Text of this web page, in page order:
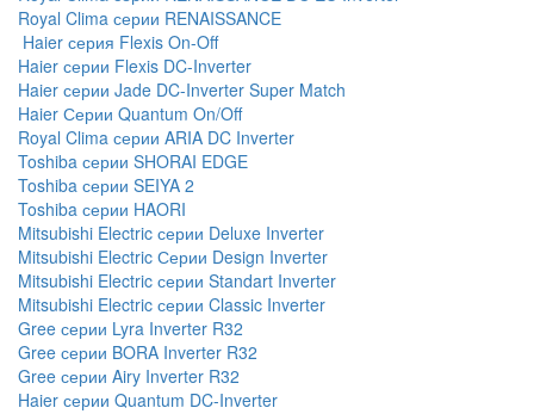
Royal Clima серии RENAISSANCE
Haier серия Flexis On-Off
Haier серии Flexis DC-Inverter
Haier серии Jade DC-Inverter Super Match
Haier Серии Quantum On/Off
Royal Clima серии ARIA DC Inverter
Toshiba серии SHORAI EDGE
Toshiba серии SEIYA 2
Toshiba серии HAORI
Mitsubishi Electric серии Deluxe Inverter
Mitsubishi Electric Серии Design Inverter
Mitsubishi Electric серии Standart Inverter
Mitsubishi Electric серии Classic Inverter
Gree серии Lyra Inverter R32
Gree серии BORA Inverter R32
Gree серии Airy Inverter R32
Haier серии Quantum DC-Inverter